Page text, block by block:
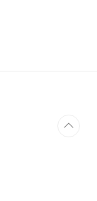
표일: 2025년 2